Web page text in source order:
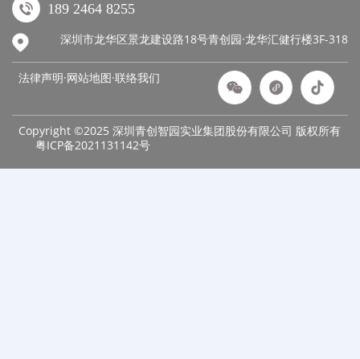
189 2464 8255
深圳市龙华区景龙建设路18号青创园·龙华汇健行楼3F-318
法律声明·网站地图·联络我们
Copyright ©2025 深圳青创智园实业集团股份有限公司 版权所有
粤ICP备2021131142号